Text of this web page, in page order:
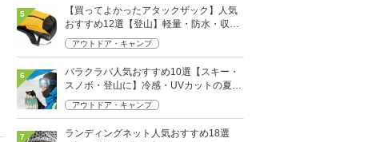
5
【買ってよかったアタックザック】人気
おすすめ12選【登山】軽量・防水・収納
力に注目！おしゃれモデルも
アウトドア・キャンプ
6
バラクラバ人気おすすめ10選【スキー・
スノボ・登山に】冷感・UVカットの夏用
も
アウトドア・キャンプ
7
ランディングネット人気おすすめ18選